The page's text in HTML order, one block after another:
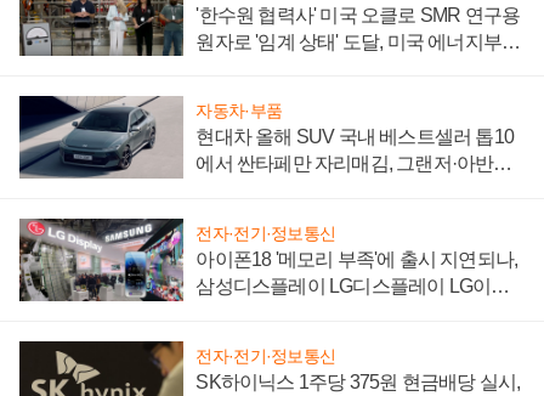
'한수원 협력사' 미국 오클로 SMR 연구용
원자로 '임계 상태' 도달, 미국 에너지부
자동차·부품
현대차 올해 SUV 국내 베스트셀러 톱10
에서 싼타페만 자리매김, 그랜저·아반떼
전자·전기·정보통신
아이폰18 '메모리 부족'에 출시 지연되나,
삼성디스플레이 LG디스플레이 LG이노
전자·전기·정보통신
SK하이닉스 1주당 375원 현금배당 실시,